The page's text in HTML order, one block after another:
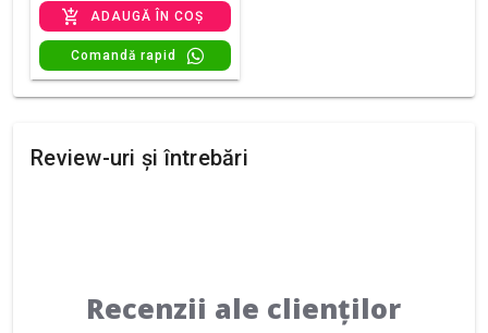
ADAUGĂ ÎN COȘ
Comandă rapid
Review-uri și întrebări
Recenzii ale clienților